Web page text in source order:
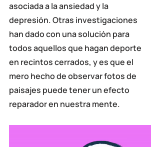
asociada a la ansiedad y la
depresión. Otras investigaciones
han dado con una solución para
todos aquellos que hagan deporte
en recintos cerrados, y es que el
mero hecho de observar fotos de
paisajes puede tener un efecto
reparador en nuestra mente.